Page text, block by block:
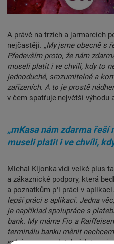
A právě na trzích a jarmarcích
nejčastěji. „My jsme obecně s
Především proto, že nám
museli platit i ve chvíli, kdy to
jednoduché, srozumitelné a
zařízeních. A to je prostě
v čem spatřuje největší výhodu
„mKasa nám zdarma řeší
museli platit i ve chvíli,
Michal Kijonka vidí velké plus
a zákaznické podpory, která
a poznatkům při práci v aplikaci.
lepší práci s aplikací. Jedna
je například spolupráce s
bank. My máme Fio a
terminálu banku měnit
splní, seznam platebních